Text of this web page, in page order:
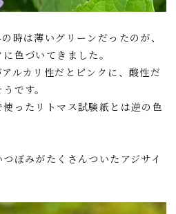
時は薄いグリーンだったのが、
色づいてきました。
ルカリ性だとピンクに、酸性だ
です。
ったリトマス試験紙とは逆の色
ぼみがたくさんついたアジサイ